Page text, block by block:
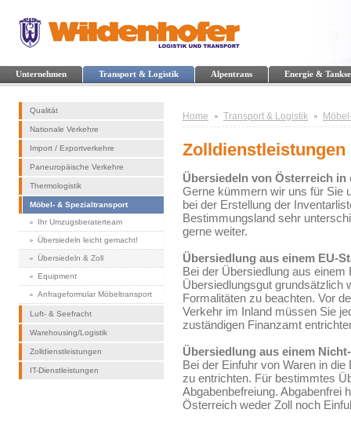
Unternehmen Transport & Logistik Alpentrans Energie &
Qualität
Nationale Verkehre
Import / Exportverkehre
Paneuropäische Verkehre
Thermologistik
Möbel- & Spezialtransport
Ihr Umzugsberaterteam
Übersiedeln leicht gemacht!
Übersiedeln & Zoll
Equipment
Anfrageformular Möbeltransport
Luft- & Seefracht
Warehousing/Logistik
Zolldienstleistungen
IT-Dienstleistungen
Home Transport & Logistik
Übersiedeln von Österreich in
Gerne kümmern wir uns für Sie
bei der Erstellung der
Bestimmungsland sehr
gerne weiter.
Übersiedlung aus einem EU-
Bei der Übersiedlung aus
Übersiedlungsgut grundsätzlich
Formalitäten zu beachten. Vor
Verkehr im Inland müssen Sie
zuständigen Finanzamt
Übersiedlung aus einem
Bei der Einfuhr von Waren in
zu entrichten. Für bestimmtes
Abgabenbefreiung. Abgabenfrei
Österreich weder Zoll noch